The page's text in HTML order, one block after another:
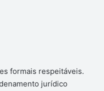
formais respeitáveis.
jurídico